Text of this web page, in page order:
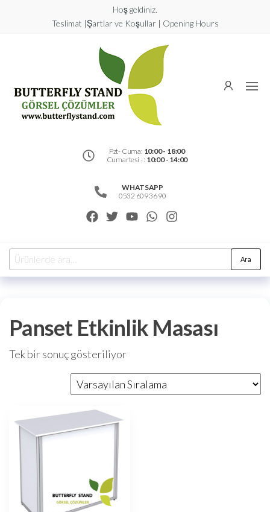
Hoş geldiniz.
Teslimat |Şartlar ve Koşullar | Opening Hours
Görsel
Pzt- Cuma: 10:00 - 18:00
Cumartesi - : 10:00 - 14:00
WHATSAPP
0532 609 36 90
Ara
Panset Etkinlik Masası
Tek bir sonuç gösteriliyor